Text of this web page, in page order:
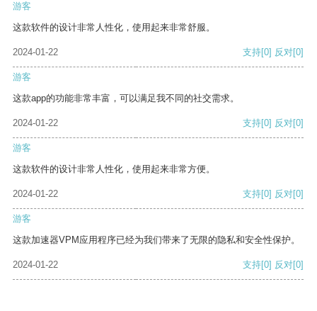
游客
这款软件的设计非常人性化，使用起来非常舒服。
2024-01-22 支持[0] 反对[0]
游客
这款app的功能非常丰富，可以满足我不同的社交需求。
2024-01-22 支持[0] 反对[0]
游客
这款软件的设计非常人性化，使用起来非常方便。
2024-01-22 支持[0] 反对[0]
游客
这款加速器VPM应用程序已经为我们带来了无限的隐私和安全性保护。
2024-01-22 支持[0] 反对[0]